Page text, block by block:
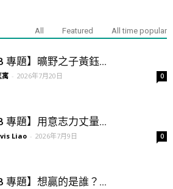
All Featured All time popular
專題】曠野之子黃鈺...
寓 - 2026年7月20日 0
專題】用意志力丈量...
Liao - 2026年7月9日 0
專題】想贏的是誰？...